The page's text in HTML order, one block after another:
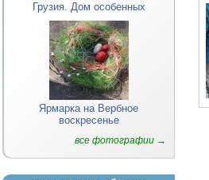
Грузия. Дом особенных
Ярмарка на Вербное
воскресенье
все фотографии →